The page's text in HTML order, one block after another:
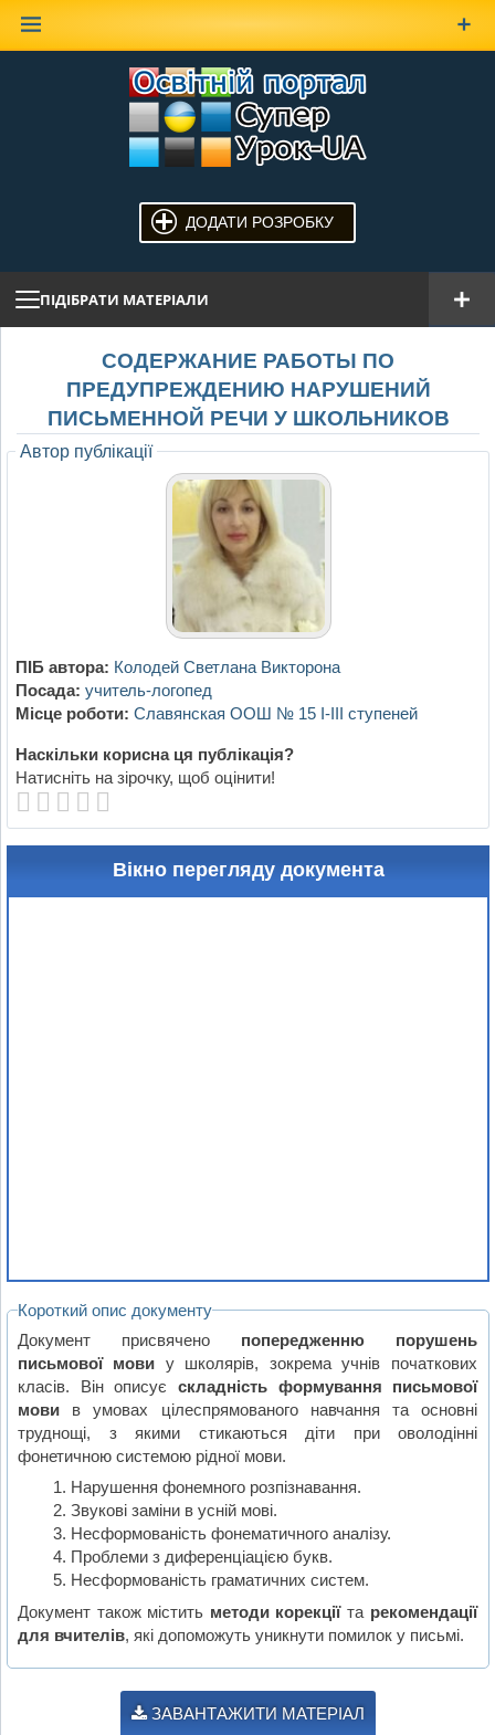
ДОДАТИ РОЗРОБКУ
ПІДІБРАТИ МАТЕРІАЛИ
СОДЕРЖАНИЕ РАБОТЫ ПО
ПРЕДУПРЕЖДЕНИЮ НАРУШЕНИЙ
ПИСЬМЕННОЙ РЕЧИ У ШКОЛЬНИКОВ
Автор публікації
ПІБ автора: Колодей Светлана Викторона
Посада: учитель-логопед
Місце роботи: Славянская ООШ № 15 І-ІІІ ступеней
Наскільки корисна ця публікація?
Натисніть на зірочку, щоб оцінити!
Вікно перегляду документа
Короткий опис документу
Документ присвячено попередженню порушень
письмової мови у школярів, зокрема учнів початкових
класів. Він описуєскладність формування письмової
мови в умовах цілеспрямованого навчання та основні
труднощі, з якими стикаються діти при оволодінні
фонетичною системою рідної мови.
Нарушення фонемного розпізнавання.
Звукові заміни в усній мові.
Несформованість фонематичного аналізу.
Проблеми з диференціацією букв.
Несформованість граматичних систем.
Документ також містить методи корекціїта рекомендації
для вчителів, які допоможуть уникнути помилок у письмі.
ЗАВАНТАЖИТИ МАТЕРІАЛ